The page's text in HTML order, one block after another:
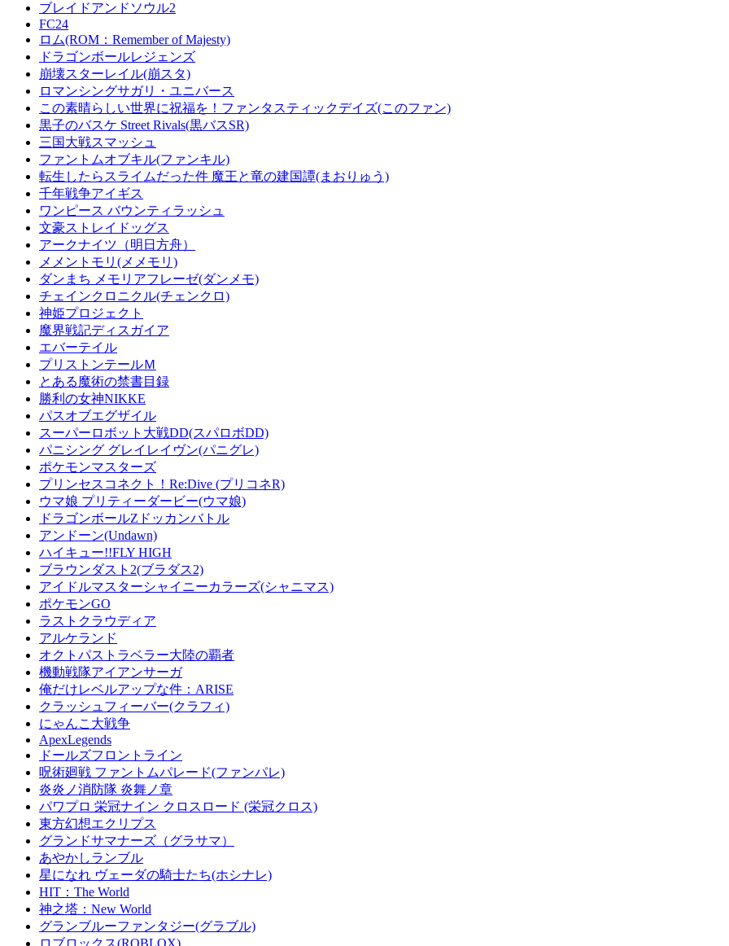
ブレイドアンドソウル2
FC24
ロム(ROM：Remember of Majesty)
ドラゴンボールレジェンズ
崩壊スターレイル(崩スタ)
ロマンシングサガリ・ユニバース
この素晴らしい世界に祝福を！ファンタスティックデイズ(このファン)
黒子のバスケ Street Rivals(黒バスSR)
三国大戦スマッシュ
ファントムオブキル(ファンキル)
転生したらスライムだった件 魔王と竜の建国譚(まおりゅう)
千年戦争アイギス
ワンピース バウンティラッシュ
文豪ストレイドッグス
アークナイツ（明日方舟）
メメントモリ(メメモリ)
ダンまち メモリアフレーゼ(ダンメモ)
チェインクロニクル(チェンクロ)
神姫プロジェクト
魔界戦記ディスガイア
エバーテイル
プリストンテールＭ
とある魔術の禁書目録
勝利の女神NIKKE
パスオブエグザイル
スーパーロボット大戦DD(スパロボDD)
パニシング グレイレイヴン(パニグレ)
ポケモンマスターズ
プリンセスコネクト！Re:Dive (プリコネR)
ウマ娘 プリティーダービー(ウマ娘)
ドラゴンボールZドッカンバトル
アンドーン(Undawn)
ハイキュー!!FLY HIGH
ブラウンダスト2(ブラダス2)
アイドルマスターシャイニーカラーズ(シャニマス)
ポケモンGO
ラストクラウディア
アルケランド
オクトパストラベラー大陸の覇者
機動戦隊アイアンサーガ
俺だけレベルアップな件：ARISE
クラッシュフィーバー(クラフィ)
にゃんこ大戦争
ApexLegends
ドールズフロントライン
呪術廻戦 ファントムパレード(ファンパレ)
炎炎ノ消防隊 炎舞ノ章
パワプロ 栄冠ナイン クロスロード (栄冠クロス)
東方幻想エクリプス
グランドサマナーズ（グラサマ）
あやかしランブル
星になれ ヴェーダの騎士たち(ホシナレ)
HIT：The World
神之塔：New World
グランブルーファンタジー(グラブル)